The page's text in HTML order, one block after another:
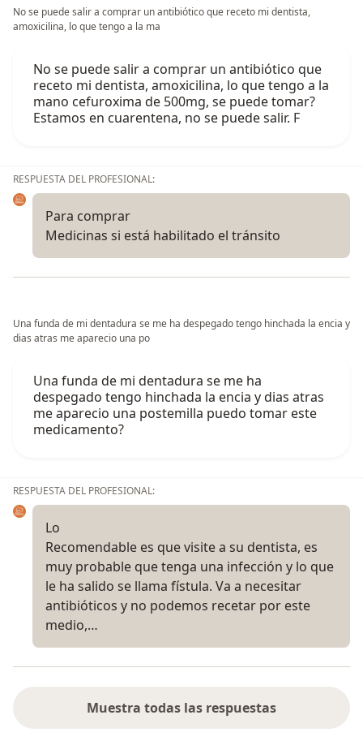
No se puede salir a comprar un antibiótico que receto mi dentista,
amoxicilina, lo que tengo a la ma
No se puede salir a comprar un antibiótico que
receto mi dentista, amoxicilina, lo que tengo a la
mano cefuroxima de 500mg, se puede tomar?
Estamos en cuarentena, no se puede salir. F
RESPUESTA DEL PROFESIONAL:
Para comprar
Medicinas si está habilitado el tránsito
Una funda de mi dentadura se me ha despegado tengo hinchada la encia y
dias atras me aparecio una po
Una funda de mi dentadura se me ha
despegado tengo hinchada la encia y dias atras
me aparecio una postemilla puedo tomar este
medicamento?
RESPUESTA DEL PROFESIONAL:
Lo
Recomendable es que visite a su dentista, es
muy probable que tenga una infección y lo que
le ha salido se llama fístula. Va a necesitar
antibióticos y no podemos recetar por este
medio,…
Muestra todas las respuestas